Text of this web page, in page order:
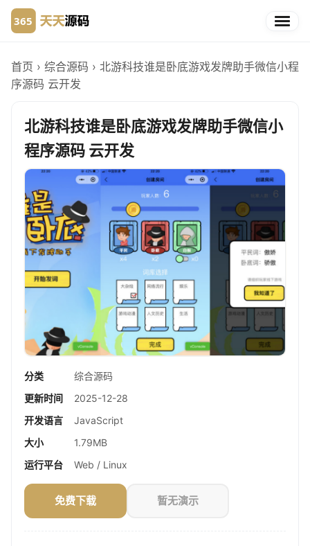
首页 › 综合源码 › 北游科技谁是卧底游戏发牌助手微信小程
序源码 云开发
北游科技谁是卧底游戏发牌助手微信小
程序源码 云开发
分类
综合源码
更新时间
2025-12-28
开发语言
JavaScript
大小
1.79MB
运行平台
Web / Linux
免费下载 暂无演示